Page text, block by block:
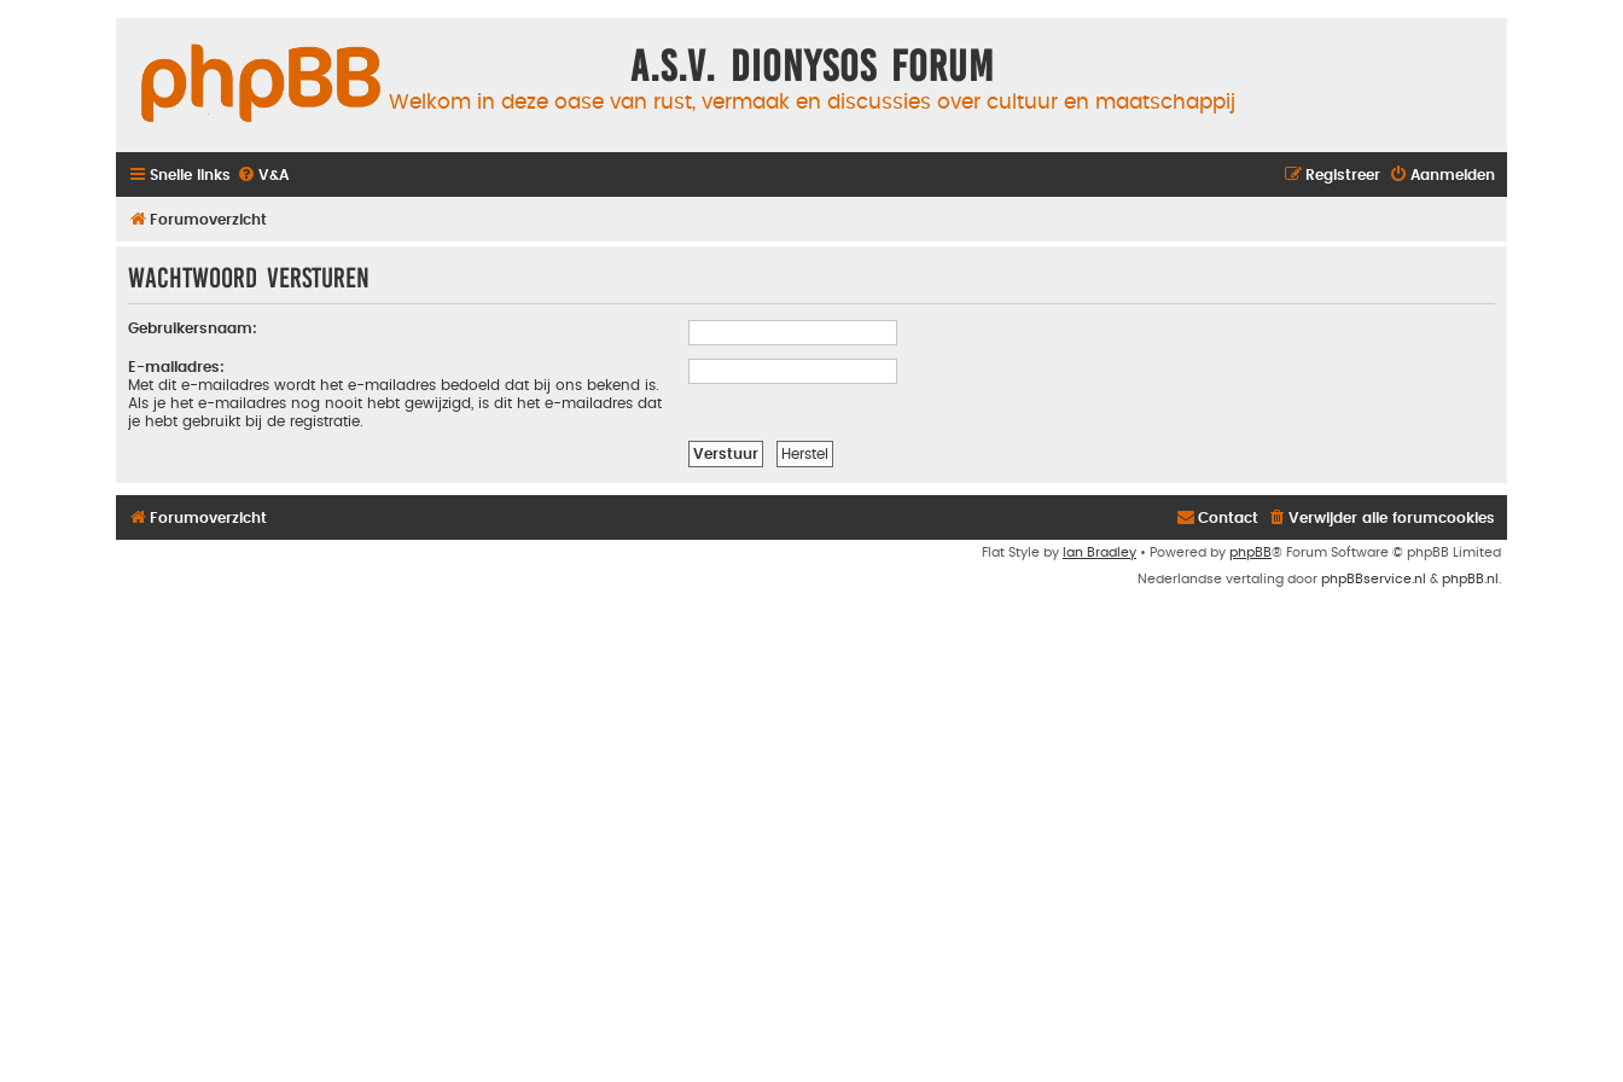
A.S.V. Dionysos Forum
Welkom in deze oase van rust, vermaak en discussies over cultuur en maatschappij
Snelle links V&A Aanmelden
Registreer
Forumoverzicht
Wachtwoord versturen
Gebruikersnaam:
E-mailadres:
Met dit e-mailadres wordt het e-mailadres bedoeld dat bij ons bekend is.
Als je het e-mailadres nog nooit hebt gewijzigd, is dit het e-mailadres dat
je hebt gebruikt bij de registratie.
Forumoverzicht Verwijder alle forumcookies
Contact
Flat Style by Ian Bradley • Powered by phpBB® Forum Software © phpBB Limited
Nederlandse vertaling door phpBBservice.nl & phpBB.nl